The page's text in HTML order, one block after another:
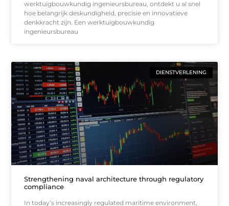
werktuigbouwkundig ingenieursbureau, ontdekt u al snel
hoe belangrijk deskundigheid, precisie en innovatieve
denkkracht zijn. Een werktuigbouwkundig
ingenieursbureau
DIENSTVERLENING
Strengthening naval architecture through regulatory
compliance
In today’s increasingly regulated maritime environment,